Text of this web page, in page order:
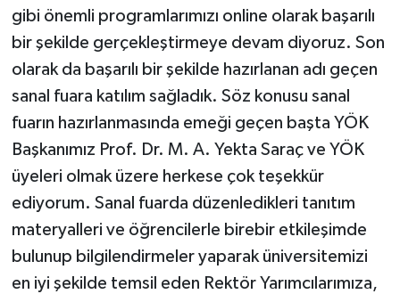
gibi önemli programlarımızı online olarak başarılı
bir şekilde gerçekleştirmeye devam diyoruz. Son
olarak da başarılı bir şekilde hazırlanan adı geçen
sanal fuara katılım sağladık. Söz konusu sanal
fuarın hazırlanmasında emeği geçen başta YÖK
Başkanımız Prof. Dr. M. A. Yekta Saraç ve YÖK
üyeleri olmak üzere herkese çok teşekkür
ediyorum. Sanal fuarda düzenledikleri tanıtım
materyalleri ve öğrencilerle birebir etkileşimde
bulunup bilgilendirmeler yaparak üniversitemizi
en iyi şekilde temsil eden Rektör Yarımcılarımıza,